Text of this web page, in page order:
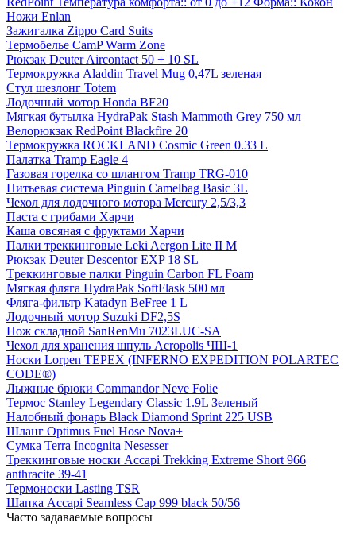
Ножи Enlan
Зажигалка Zippo Card Suits
Термобелье CamP Warm Zone
Рюкзак Deuter Aircontact 50 + 10 SL
Термокружка Aladdin Travel Mug 0,47L зеленая
Стул шезлонг Totem
Лодочный мотор Honda BF20
Мягкая бутылка HydraPak Stash Mammoth Grey 750 мл
Велорюкзак RedPoint Blackfire 20
Термокружка ROCKLAND Cosmic Green 0.33 L
Палатка Tramp Eagle 4
Газовая горелка со шлангом Tramp TRG-010
Питьевая система Pinguin Camelbag Basic 3L
Чехол для лодочного мотора Mercury 2,5/3,3
Паста с грибами Харчи
Каша овсяная с фруктами Харчи
Палки треккинговые Leki Aergon Lite II M
Рюкзак Deuter Descentor EXP 18 SL
Tреккинговые палки Pinguin Carbon FL Foam
Мягкая фляга HydraPak SoftFlask 500 мл
Фляга-фильтр Katadyn BeFree 1 L
Лодочный мотор Suzuki DF2,5S
Нож складной SanRenMu 7023LUC-SA
Чехол для хранения шпуль Acropolis ЧШ-1
Носки Lorpen TEPEX (INFERNO EXPEDITION POLARTEC
CODE®)
Лыжные брюки Commandor Neve Folie
Термос Stanley Legendary Classic 1.9L Зеленый
Налобный фонарь Black Diamond Sprint 225 USB
Шланг Optimus Fuel Hose Nova+
Сумка Terra Incognita Nesesser
Треккинговые носки Accapi Trekking Extreme Short 966
anthracite 39-41
Термоноски Lasting TSR
Шапка Accapi Seamless Cap 999 black 50/56
Часто задаваемые вопросы